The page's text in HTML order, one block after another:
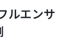
ルエンサ